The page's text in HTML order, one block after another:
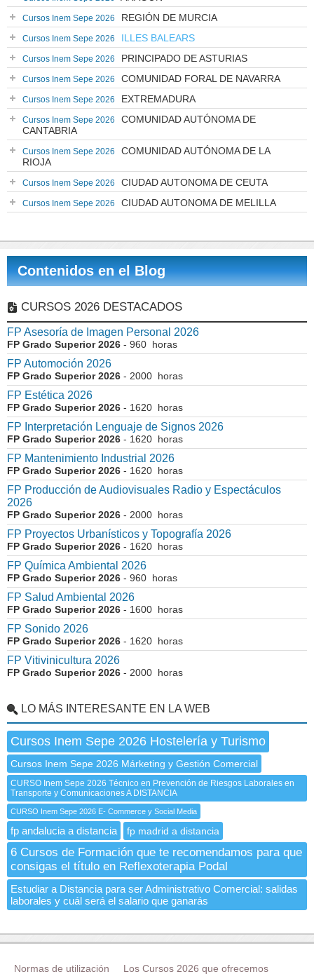
Cursos Inem Sepe 2026 REGIÓN DE MURCIA
Cursos Inem Sepe 2026 ILLES BALEARS
Cursos Inem Sepe 2026 PRINCIPADO DE ASTURIAS
Cursos Inem Sepe 2026 COMUNIDAD FORAL DE NAVARRA
Cursos Inem Sepe 2026 EXTREMADURA
Cursos Inem Sepe 2026
COMUNIDAD AUTÓNOMA DE
CANTABRIA
Cursos Inem Sepe 2026
COMUNIDAD AUTÓNOMA DE LA
RIOJA
Cursos Inem Sepe 2026 CIUDAD AUTONOMA DE CEUTA
Cursos Inem Sepe 2026 CIUDAD AUTONOMA DE MELILLA
Contenidos en el Blog
CURSOS 2026 DESTACADOS
FP Asesoría de Imagen Personal 2026
FP Grado Superior 2026 - 960 horas
FP Automoción 2026
FP Grado Superior 2026 - 2000 horas
FP Estética 2026
FP Grado Superior 2026 - 1620 horas
FP Interpretación Lenguaje de Signos 2026
FP Grado Superior 2026 - 1620 horas
FP Mantenimiento Industrial 2026
FP Grado Superior 2026 - 1620 horas
FP Producción de Audiovisuales Radio y Espectáculos
2026
FP Grado Superior 2026 - 2000 horas
FP Proyectos Urbanísticos y Topografía 2026
FP Grado Superior 2026 - 1620 horas
FP Química Ambiental 2026
FP Grado Superior 2026 - 960 horas
FP Salud Ambiental 2026
FP Grado Superior 2026 - 1600 horas
FP Sonido 2026
FP Grado Superior 2026 - 1620 horas
FP Vitivinicultura 2026
FP Grado Superior 2026 - 2000 horas
LO MÁS INTERESANTE EN LA WEB
Cursos Inem Sepe 2026 Hostelería y Turismo
Cursos Inem Sepe 2026 Márketing y Gestión Comercial
CURSO Inem Sepe 2026 Técnico en Prevención de Riesgos Laborales en
Transporte y Comunicaciones A DISTANCIA
CURSO Inem Sepe 2026 E- Commerce y Social Media
fp andalucia a distancia fp madrid a distancia
6 Cursos de Formación que te recomendamos para que
consigas el título en Reflexoterapia Podal
Estudiar a Distancia para ser Administrativo Comercial: salidas
laborales y cuál será el salario que ganarás
Normas de utilización Los Cursos 2026 que ofrecemos